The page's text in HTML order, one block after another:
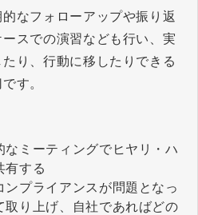
なフォローアップや振り返
スでの演習なども行い、実
り、行動に移したりできる
す。
なミーティングでヒヤリ・ハ
有する
ンプライアンスが問題となっ
取り上げ、自社であればどの